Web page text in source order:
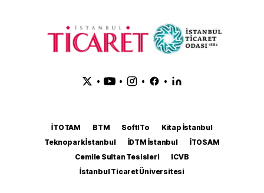
• • • •
İTOTAM BTM SoftITo
Kitap İstanbul
Teknopark İstanbul
İDTM İstanbul
İTOSAM
Cemile Sultan Tesisleri
ICVB
İstanbul Ticaret Üniversitesi